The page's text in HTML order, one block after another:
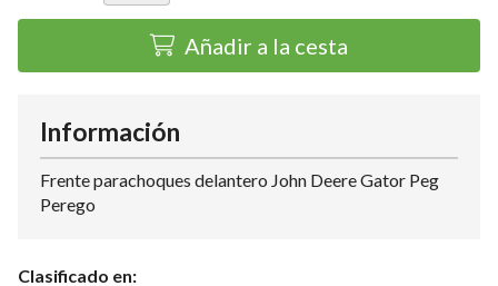
Añadir a la cesta
Información
Frente parachoques delantero John Deere Gator Peg
Perego
Clasificado en: